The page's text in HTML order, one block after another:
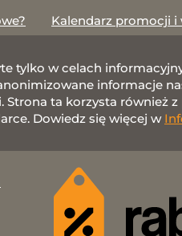
Kalendarz promocji i
tylko w celach
informacje
ta korzysta również
Dowiedz się więcej w